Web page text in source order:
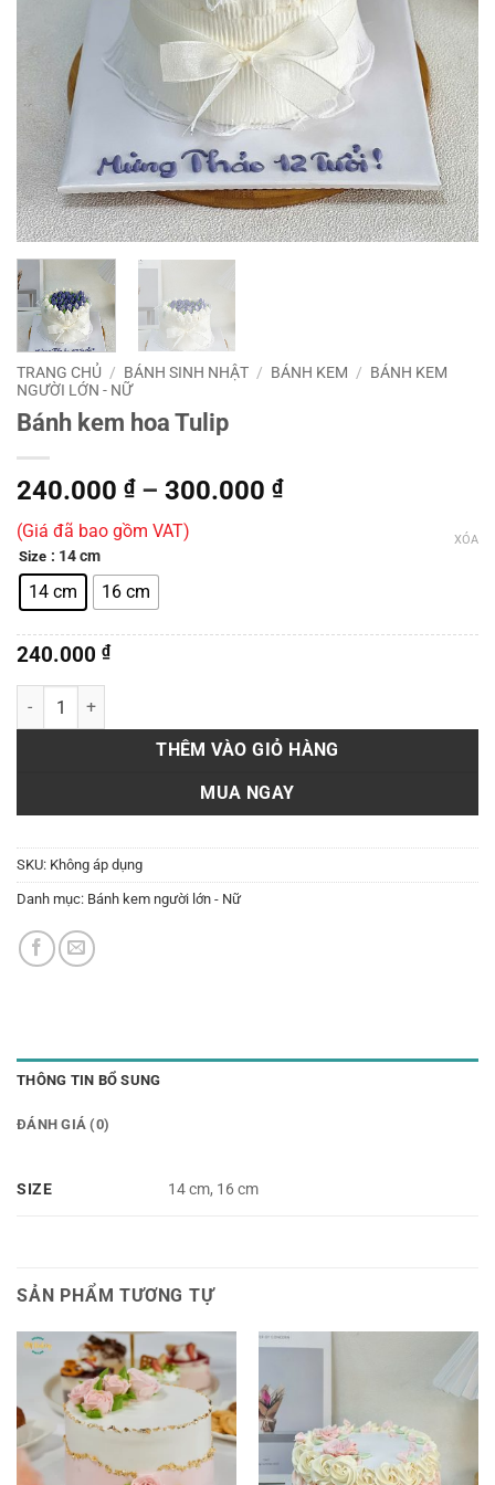
TRANG CHỦ / BÁNH SINH NHẬT / BÁNH KEM / BÁNH KEM
NGƯỜI LỚN - NỮ
Bánh kem hoa Tulip
240.000 ₫ – 300.000 ₫Khoảng
(Giá đã bao gồm VAT)
Size : 14 cm
14 cm 16 cm
XÓA
240.000 ₫
Bánh kem hoa Tulip số lượng
THÊM VÀO GIỎ HÀNG
MUA NGAY
SKU: Không áp dụng
Danh mục: Bánh kem người lớn - Nữ
THÔNG TIN BỔ SUNG
ĐÁNH GIÁ (0)
SIZE 14 cm, 16 cm
SẢN PHẨM TƯƠNG TỰ